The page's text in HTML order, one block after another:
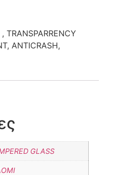
TRANSPARRENCY
ANTICRASH,
GLASS